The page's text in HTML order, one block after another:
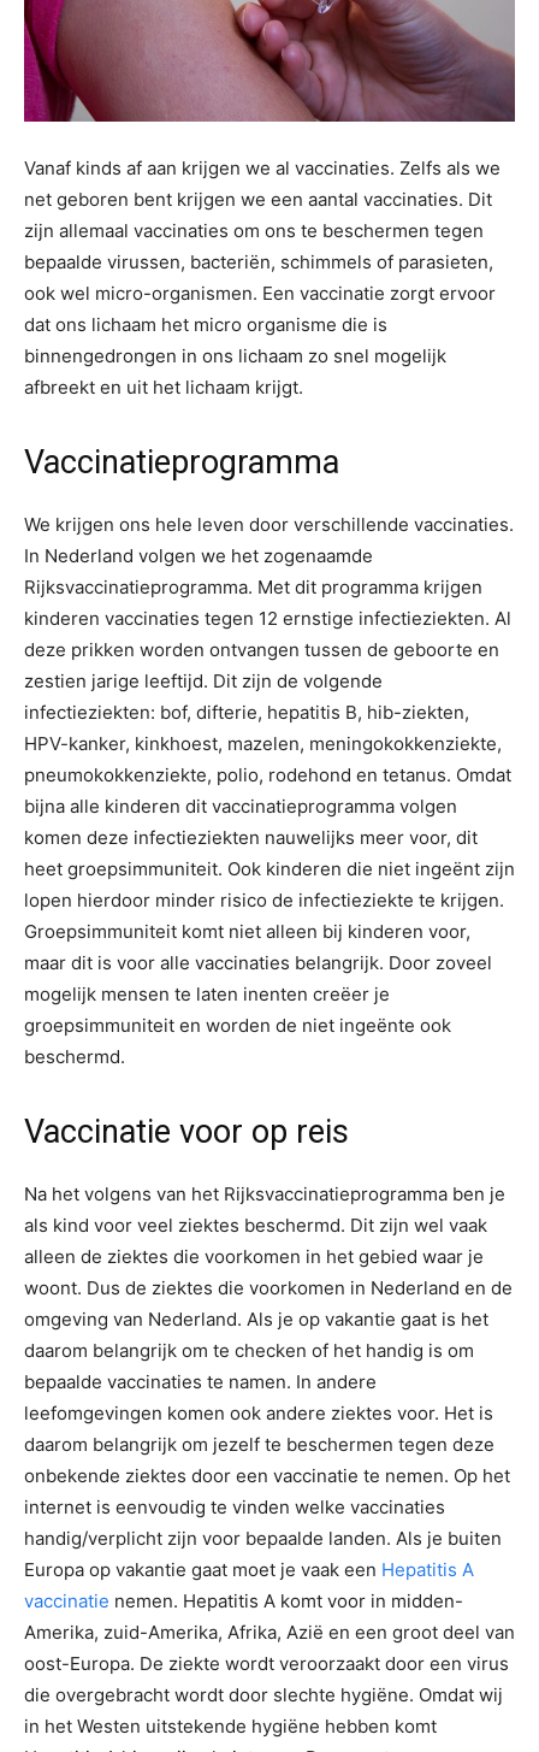
Vanaf kinds af aan krijgen we al vaccinaties. Zelfs als we
net geboren bent krijgen we een aantal vaccinaties. Dit
zijn allemaal vaccinaties om ons te beschermen tegen
bepaalde virussen, bacteriën, schimmels of parasieten,
ook wel micro-organismen. Een vaccinatie zorgt ervoor
dat ons lichaam het micro organisme die is
binnengedrongen in ons lichaam zo snel mogelijk
afbreekt en uit het lichaam krijgt.
Vaccinatieprogramma
We krijgen ons hele leven door verschillende vaccinaties.
In Nederland volgen we het zogenaamde
Rijksvaccinatieprogramma. Met dit programma krijgen
kinderen vaccinaties tegen 12 ernstige infectieziekten. Al
deze prikken worden ontvangen tussen de geboorte en
zestien jarige leeftijd. Dit zijn de volgende
infectieziekten: bof, difterie, hepatitis B, hib-ziekten,
HPV-kanker, kinkhoest, mazelen, meningokokkenziekte,
pneumokokkenziekte, polio, rodehond en tetanus. Omdat
bijna alle kinderen dit vaccinatieprogramma volgen
komen deze infectieziekten nauwelijks meer voor, dit
heet groepsimmuniteit. Ook kinderen die niet ingeënt zijn
lopen hierdoor minder risico de infectieziekte te krijgen.
Groepsimmuniteit komt niet alleen bij kinderen voor,
maar dit is voor alle vaccinaties belangrijk. Door zoveel
mogelijk mensen te laten inenten creëer je
groepsimmuniteit en worden de niet ingeënte ook
beschermd.
Vaccinatie voor op reis
Na het volgens van het Rijksvaccinatieprogramma ben je
als kind voor veel ziektes beschermd. Dit zijn wel vaak
alleen de ziektes die voorkomen in het gebied waar je
woont. Dus de ziektes die voorkomen in Nederland en de
omgeving van Nederland. Als je op vakantie gaat is het
daarom belangrijk om te checken of het handig is om
bepaalde vaccinaties te namen. In andere
leefomgevingen komen ook andere ziektes voor. Het is
daarom belangrijk om jezelf te beschermen tegen deze
onbekende ziektes door een vaccinatie te nemen. Op het
internet is eenvoudig te vinden welke vaccinaties
handig/verplicht zijn voor bepaalde landen. Als je buiten
Europa op vakantie gaat moet je vaak een Hepatitis A
vaccinatie nemen. Hepatitis A komt voor in midden-
Amerika, zuid-Amerika, Afrika, Azië en een groot deel van
oost-Europa. De ziekte wordt veroorzaakt door een virus
die overgebracht wordt door slechte hygiëne. Omdat wij
in het Westen uitstekende hygiëne hebben komt